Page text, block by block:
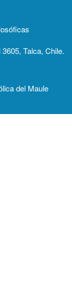
Talca, Chile.
del Maule